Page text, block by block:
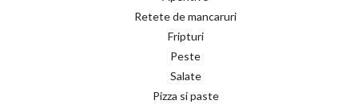
Retete de mancaruri
Fripturi
Peste
Salate
Pizza si paste